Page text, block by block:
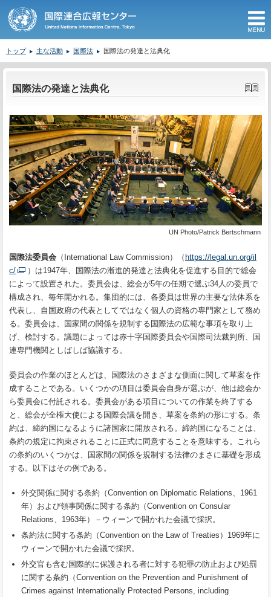
トップ 主な活動 国際法 国際法の発達と法典化
国際法の発達と法典化
UN Photo/Patrick Bertschmann
国際法委員会 （International Law Commission）（ https://legal.un.org/il
c/
）は1947年、国際法の漸進的発達と法典化を促進する目的で総会
によって設置された。委員会は、総会が5年の任期で選ぶ34人の委員で
構成され、毎年開かれる。集団的には、各委員は世界の主要な法体系を
代表し、自国政府の代表としてではなく個人の資格の専門家として務め
る。委員会は、国家間の関係を規制する国際法の広範な事項を取り上
げ、検討する。議題によっては赤十字国際委員会や国際司法裁判所、国
連専門機関としばしば協議する。
委員会の作業のほとんどは、国際法のさまざまな側面に関して草案を作
成することである。いくつかの項目は委員会自身が選ぶが、他は総会か
ら委員会に付託される。委員会がある項目についての作業を終了する
と、総会が全権大使による国際会議を開き、草案を条約の形にする。条
約は、締約国になるように諸国家に開放される。締約国になることは、
条約の規定に拘束されることに正式に同意することを意味する。これら
の条約のいくつかは、国家間の関係を規制する法律のまさに基礎を形成
する。以下はその例である。
外交関係に関する条約（Convention on Diplomatic Relations、1961
年）および領事関係に関する条約（Convention on Consular
Relations、1963年）－ウィーンで開かれた会議で採択。
条約法に関する条約（Convention on the Law of Treaties）1969年に
ウィーンで開かれた会議で採択。
外交官も含む国際的に保護される者に対する犯罪の防止および処罰
に関する条約（Convention on the Prevention and Punishment of
Crimes against Internationally Protected Persons, including